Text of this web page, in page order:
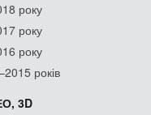
року
року
року
років
3D